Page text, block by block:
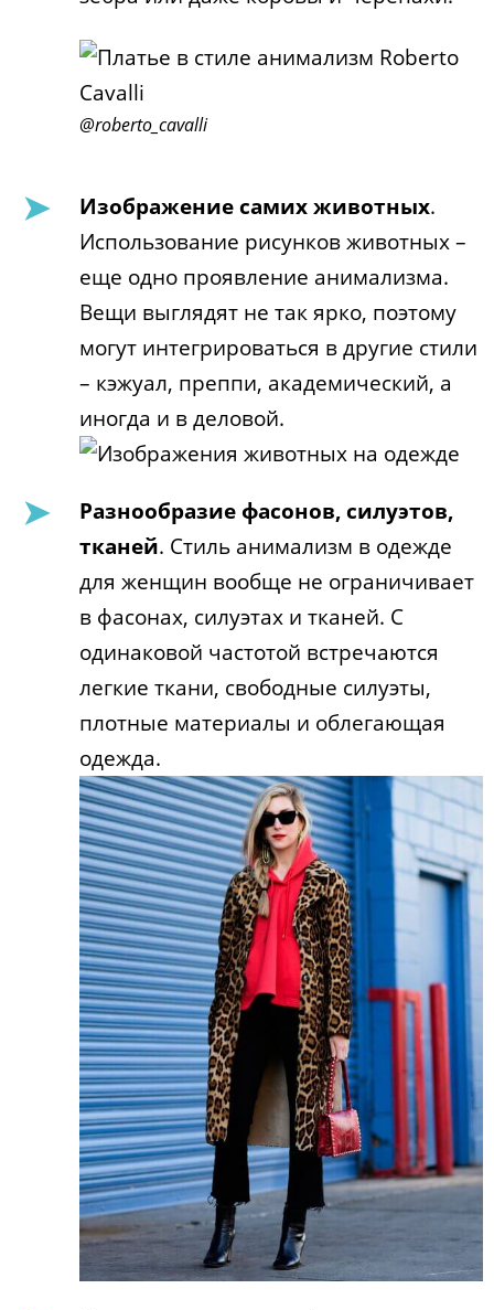
@roberto_cavalli
Изображение самих животных.
Использование рисунков животных –
еще одно проявление анимализма.
Вещи выглядят не так ярко, поэтому
могут интегрироваться в другие стили
– кэжуал, преппи, академический, а
иногда и в деловой.
Разнообразие фасонов, силуэтов,
тканей. Стиль анимализм в одежде
для женщин вообще не ограничивает
в фасонах, силуэтах и тканей. С
одинаковой частотой встречаются
легкие ткани, свободные силуэты,
плотные материалы и облегающая
одежда.